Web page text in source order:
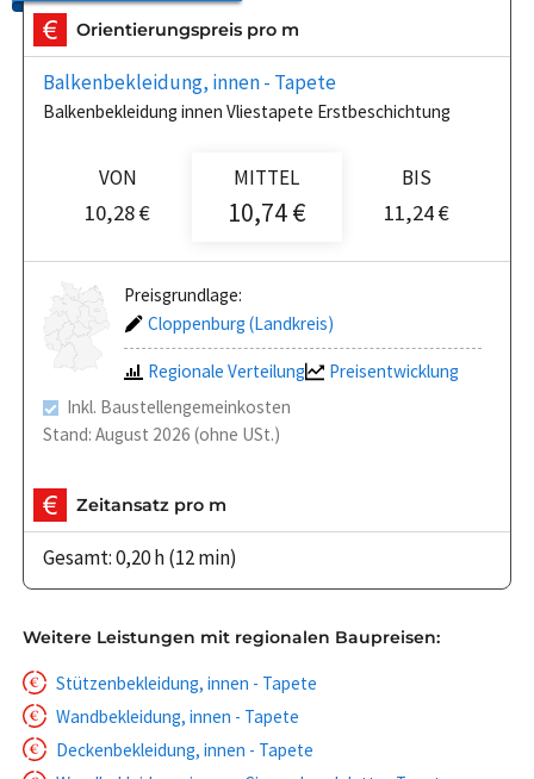
Orientierungspreis pro m
Balkenbekleidung, innen - Tapete
Balkenbekleidung innen Vliestapete Erstbeschichtung
VON
10,28 €
MITTEL
10,74 €
BIS
11,24 €
Preisgrundlage:
Cloppenburg (Landkreis)
Regionale Verteilung
Preisentwicklung
Inkl. Baustellengemeinkosten
Stand: August 2026 (ohne USt.)
Zeitansatz pro m
Gesamt: 0,20 h (12 min)
Weitere Leistungen mit regionalen Baupreisen:
Stützenbekleidung, innen - Tapete
Wandbekleidung, innen - Tapete
Deckenbekleidung, innen - Tapete